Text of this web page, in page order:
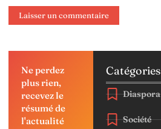
Ne perdez
plus rien,
recevez le
résumé de
l'actualité
Catégories
Diaspora
Société